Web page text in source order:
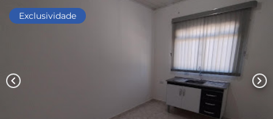
Exclusividade
chevron_left chevron_right